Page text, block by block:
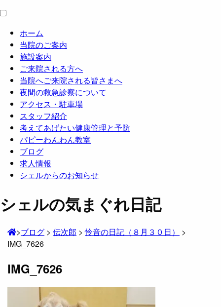
ホーム
当院のご案内
施設案内
ご来院される方へ
当院へご来院される皆さまへ
夜間の救急診察について
アクセス・駐車場
スタッフ紹介
考えてあげたい健康管理と予防
パピーわんわん教室
ブログ
求人情報
シェルからのお知らせ
シェルの気まぐれ日記
>ブログ > 伝次郎 >怜音の日記（８月３０日）
>
IMG_7626
IMG_7626